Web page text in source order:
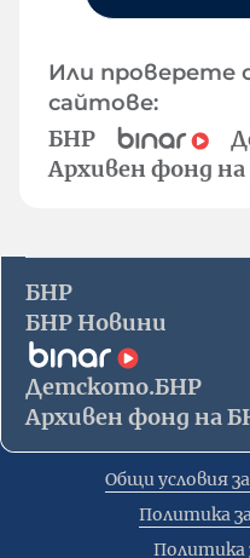
Или
сайтове:
БНР
Архивен фонд
БНР
БНР Новини
Детското.БНР
Архивен фонд на
Общи условия
Политика
Политика